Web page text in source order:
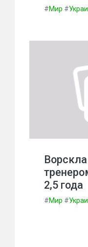
#Мир #
2,5 года
#Мир #